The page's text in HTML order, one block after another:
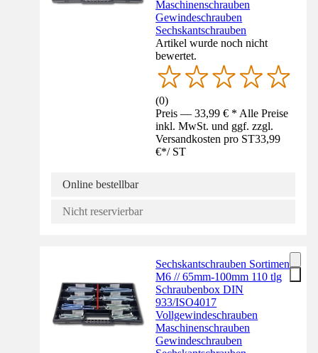
Maschinenschrauben
Gewindeschrauben
Sechskantschrauben
Artikel wurde noch nicht
bewertet.
(0)
Preis — 33,99 € * Alle Preise
inkl. MwSt. und ggf. zzgl.
Versandkosten pro ST33,99
€*/ ST
Online bestellbar
Nicht reservierbar
Sechskantschrauben Sortiment
M6 // 65mm-100mm 110 tlg
Schraubenbox DIN
933/ISO4017
Vollgewindeschrauben
Maschinenschrauben
Gewindeschrauben